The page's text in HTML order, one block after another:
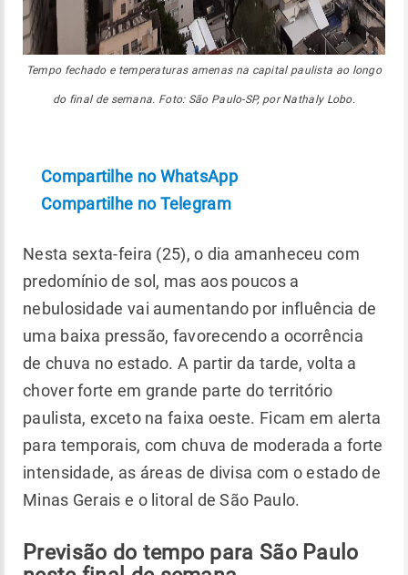
Tempo fechado e temperaturas amenas na capital paulista ao longo
do final de semana. Foto: São Paulo-SP, por Nathaly Lobo.
Compartilhe no WhatsApp
Compartilhe no Telegram
Nesta sexta-feira (25), o dia amanheceu com
predomínio de sol, mas aos poucos a
nebulosidade vai aumentando por influência de
uma baixa pressão, favorecendo a ocorrência
de chuva no estado. A partir da tarde, volta a
chover forte em grande parte do território
paulista, exceto na faixa oeste. Ficam em alerta
para temporais, com chuva de moderada a forte
intensidade, as áreas de divisa com o estado de
Minas Gerais e o litoral de São Paulo.
Previsão do tempo para São Paulo